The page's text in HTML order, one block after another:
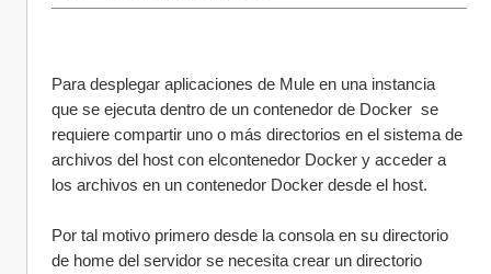
Para desplegar aplicaciones de Mule en una instancia
que se ejecuta dentro de un contenedor de Docker  se
requiere compartir uno o más directorios en el sistema de
archivos del host con elcontenedor Docker y acceder a
los archivos en un contenedor Docker desde el host.
Por tal motivo primero desde la consola en su directorio
de home del servidor se necesita crear un directorio